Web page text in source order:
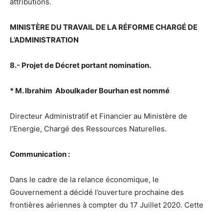
MINISTÈRE DU TRAVAIL DE LA RÉFORME CHARGÉ DE
L’ADMINISTRATION
8.- Projet de Décret portant nomination.
* M. Ibrahim Aboulkader Bourhan est nommé
Directeur Administratif et Financier au Ministère de
l’Energie, Chargé des Ressources Naturelles.
Communication :
Dans le cadre de la relance économique, le
Gouvernement a décidé l’ouverture prochaine des
frontières aériennes à compter du 17 Juillet 2020. Cette